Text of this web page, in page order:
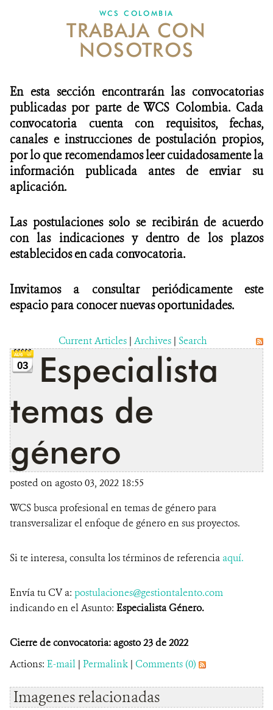
NOTICIAS
WCS VISUAL
ALIADOS Y ALIANZAS
COBERTURA EN MEDIOS DE COMUNICACIÓN
INFORME ANUAL WCS
MECANISMO DE ATENCIÓN DE QUEJAS Y RECLAMOS
DONA
WCS COLOMBIA
TRABAJA CON
NOSOTROS
En esta sección encontrarán las convocatorias
publicadas por parte de WCS Colombia. Cada
convocatoria cuenta con requisitos, fechas,
canales e instrucciones de postulación propios,
por lo que recomendamos leer cuidadosamente la
información publicada antes de enviar su
aplicación.
Las postulaciones solo se recibirán de acuerdo
con las indicaciones y dentro de los plazos
establecidos en cada convocatoria.
Invitamos a consultar periódicamente este
espacio para conocer nuevas oportunidades.
Current Articles | Archives | Search
03
Especialista
temas de
género
posted on agosto 03, 2022 18:55
WCS busca profesional en temas de género para
transversalizar el enfoque de género en sus proyectos.
Si te interesa, consulta los términos de referencia aquí.
Envía tu CV a: postulaciones@gestiontalento.com
indicando en el Asunto: Especialista Género.
Cierre de convocatoria: agosto 23 de 2022
Actions: E-mail | Permalink | Comments (0)
Imagenes relacionadas